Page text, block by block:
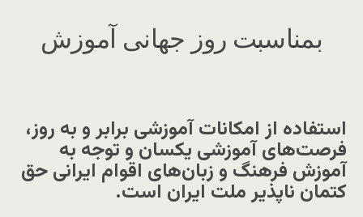
بمناسبت روز جهانی آموزش
استفاده از امکانات آموزشی برابر و به روز،
فرصت‌های آموزشی یکسان و توجه به
آموزش فرهنگ و زبان‌های اقوام ایرانی حق
کتمان ناپذیر ملت ایران است.